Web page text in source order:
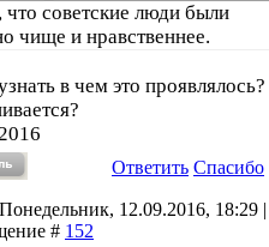
советские люди были
чище и нравственнее.
в чем это
Ответить Спасибо
12.09.2016, 18:29 |
# 152